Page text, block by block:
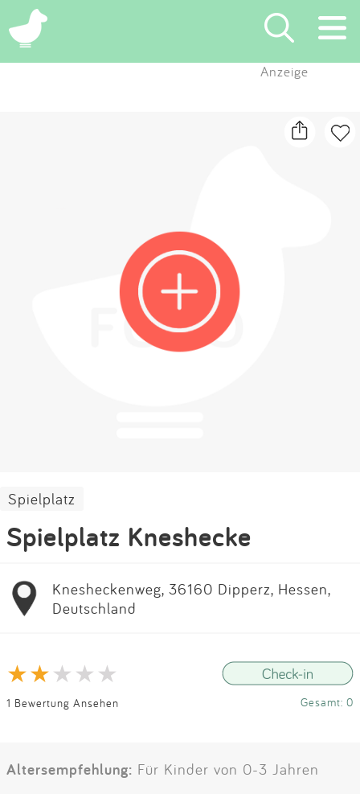
×
Blog
Partner
Kontakt
Impressum
Anzeige
Spielplatz
Spielplatz Kneshecke
Knesheckenweg, 36160 Dipperz, Hessen,
Deutschland
1 Bewertung Ansehen Gesamt: 0
Altersempfehlung: Für Kinder von 0-3 Jahren